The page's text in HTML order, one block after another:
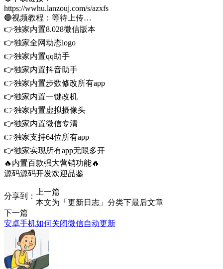
https://wwhu.lanzouj.com/s/azxfs
🔴视频教程：等待上传…
👉独家内置8.028微信版本
👉独家全网动态logo
👉独家内置qq助手
👉独家内置抖音助手
👉独家内置步数修改所有app
👉独家内置一键改机
👉独家内置虚拟摄像头
👉独家内置微信专清
👉独家支持64位所有app
👉独家实现所有app无限多开
🔥内置百款强大营销功能🔥
源码源码开发欢迎品鉴
分享到：
上一篇
本文为「更新日志」分类下最后文章
下一篇
安卓手机如何关闭微信自动更新